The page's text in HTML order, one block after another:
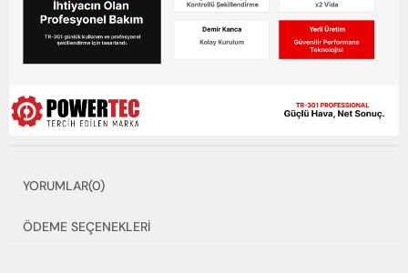
YORUMLAR(0)
ÖDEME SEÇENEKLERI